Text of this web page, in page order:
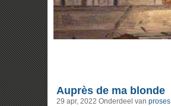
Auprès de ma blonde
29 apr, 2022 Onderdeel van proses